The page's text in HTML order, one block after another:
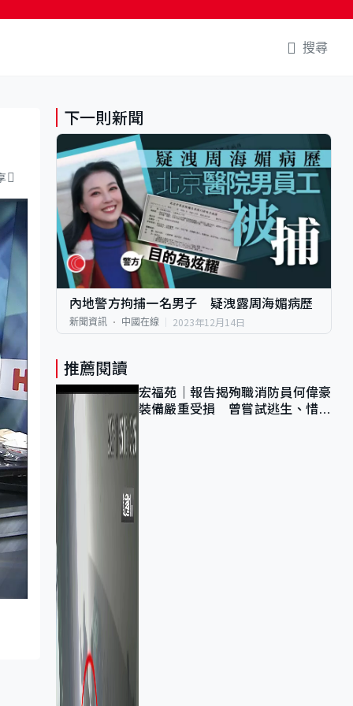
搜尋
下一則新聞
內地警方拘捕一名男子 疑洩露周海媚病歷
新聞資訊 中國在線 2023年12月14日
推薦閱讀
宏福苑｜報告揭殉職消防員何偉豪
裝備嚴重受損 曾嘗試逃生、惜別